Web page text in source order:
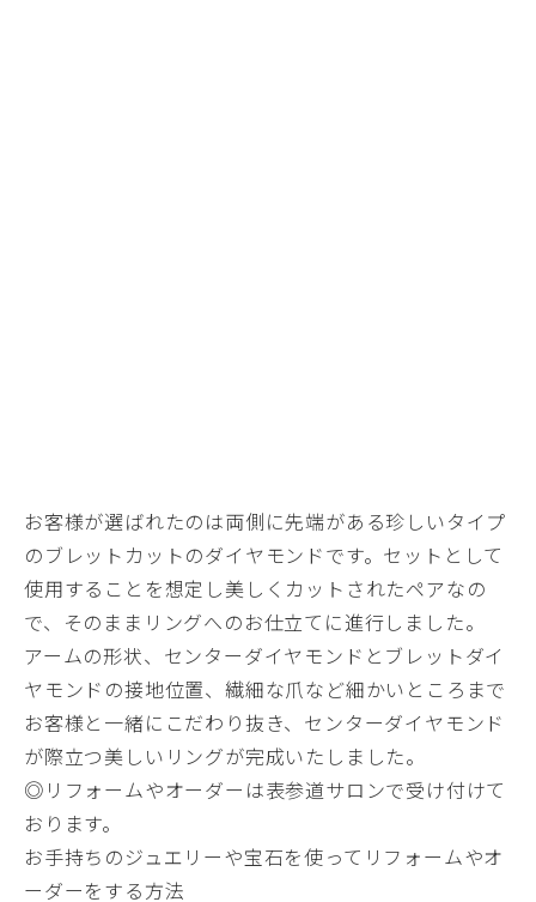
お客様が選ばれたのは両側に先端がある珍しいタイプ
のブレットカットのダイヤモンドです。セットとして
使用することを想定し美しくカットされたペアなの
で、そのままリングへのお仕立てに進行しました。
アームの形状、センターダイヤモンドとブレットダイ
ヤモンドの接地位置、繊細な爪など細かいところまで
お客様と一緒にこだわり抜き、センターダイヤモンド
が際立つ美しいリングが完成いたしました。
◎リフォームやオーダーは表参道サロンで受け付けて
おります。
お手持ちのジュエリーや宝石を使ってリフォームやオ
ーダーをする方法